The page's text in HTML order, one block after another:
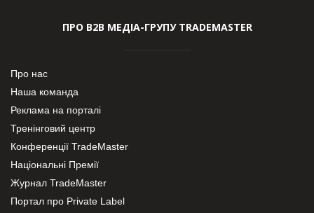
ПРО В2В МЕДІА-ГРУПУ TRADEMASTER
Про нас
Наша команда
Реклама на порталі
Тренінговий центр
Конференції TradeMaster
Національні Премії
Журнал TradeMaster
Портал про Private Label